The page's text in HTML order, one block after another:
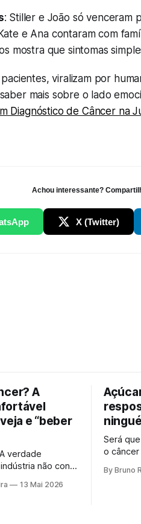
: Stiller e João só venceram
e Ana contaram com
mostra que sintomas
pacientes, viralizam por
mais sobre o lado
Diagnóstico de Câncer na
Achou interessante?
X (Twitter)
A
e “beber
verdade
não conta
o mecanismo
13 Mai 2026
Será
o
By Bruno